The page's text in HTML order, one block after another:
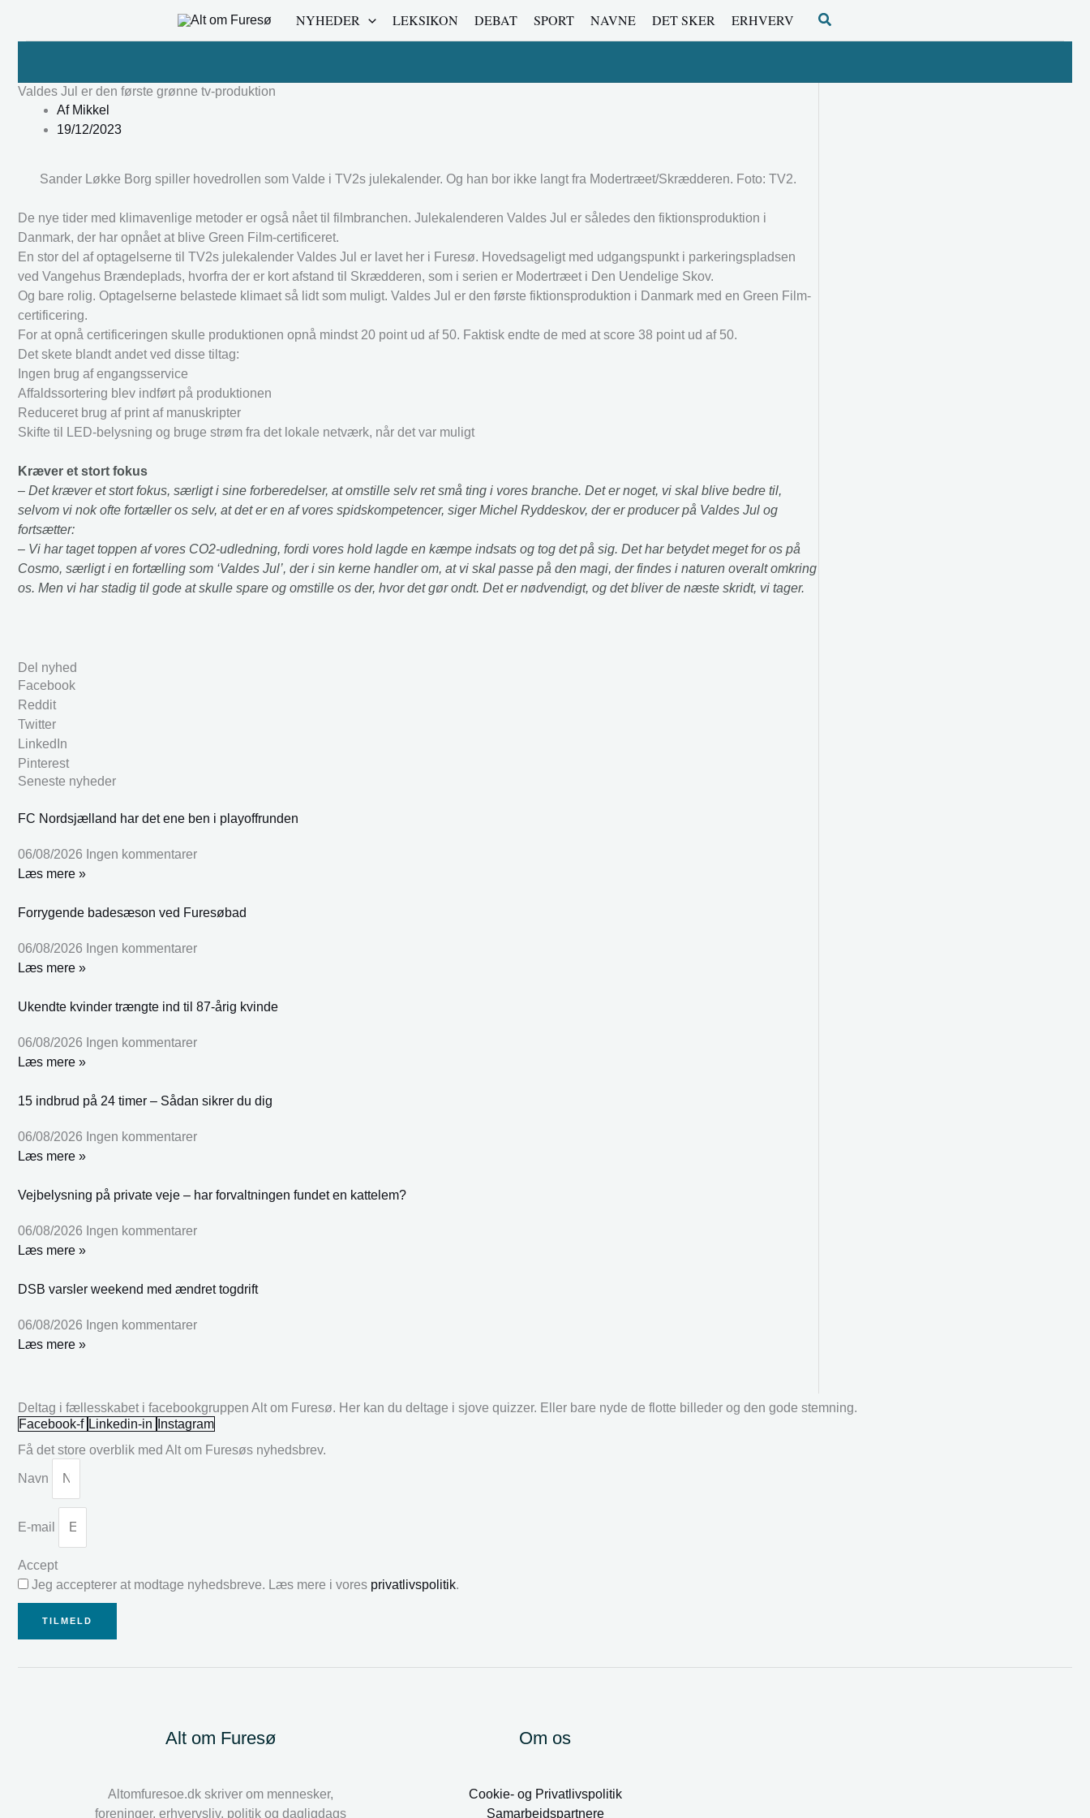
NYHEDER LEKSIKON DEBAT SPORT NAVNE DET SKER ERHVERV Søg
Valdes Jul er den første grønne tv-produktion
AfMikkel
19/12/2023
Sander Løkke Borg spiller hovedrollen som Valde i TV2s julekalender. Og han bor ikke langt fra Modertræet/Skrædderen. Foto: TV2.
De nye tider med klimavenlige metoder er også nået til filmbranchen. Julekalenderen Valdes Jul er således den fiktionsproduktion i
Danmark, der har opnået at blive Green Film-certificeret.
En stor del af optagelserne til TV2s julekalender Valdes Jul er lavet her i Furesø. Hovedsageligt med udgangspunkt i parkeringspladsen
ved Vangehus Brændeplads, hvorfra der er kort afstand til Skrædderen, som i serien er Modertræet i Den Uendelige Skov.
Og bare rolig. Optagelserne belastede klimaet så lidt som muligt. Valdes Jul er den første fiktionsproduktion i Danmark med en Green Film-
certificering.
For at opnå certificeringen skulle produktionen opnå mindst 20 point ud af 50. Faktisk endte de med at score 38 point ud af 50.
Det skete blandt andet ved disse tiltag:
Ingen brug af engangsservice
Affaldssortering blev indført på produktionen
Reduceret brug af print af manuskripter
Skifte til LED-belysning og bruge strøm fra det lokale netværk, når det var muligt
Kræver et stort fokus
– Det kræver et stort fokus, særligt i sine forberedelser, at omstille selv ret små ting i vores branche. Det er noget, vi skal blive bedre til,
selvom vi nok ofte fortæller os selv, at det er en af vores spidskompetencer, siger Michel Ryddeskov, der er producer på Valdes Jul og
fortsætter:
– Vi har taget toppen af vores CO2-udledning, fordi vores hold lagde en kæmpe indsats og tog det på sig. Det har betydet meget for os på
Cosmo, særligt i en fortælling som ‘Valdes Jul’, der i sin kerne handler om, at vi skal passe på den magi, der findes i naturen overalt omkring
os. Men vi har stadig til gode at skulle spare og omstille os der, hvor det gør ondt. Det er nødvendigt, og det bliver de næste skridt, vi tager.
Del nyhed
Facebook
Reddit
Twitter
LinkedIn
Pinterest
Seneste nyheder
FC Nordsjælland har det ene ben i playoffrunden
06/08/2026 Ingen kommentarer
Læs mere »
Forrygende badesæson ved Furesøbad
06/08/2026 Ingen kommentarer
Læs mere »
Ukendte kvinder trængte ind til 87-årig kvinde
06/08/2026 Ingen kommentarer
Læs mere »
15 indbrud på 24 timer – Sådan sikrer du dig
06/08/2026 Ingen kommentarer
Læs mere »
Vejbelysning på private veje – har forvaltningen fundet en kattelem?
06/08/2026 Ingen kommentarer
Læs mere »
DSB varsler weekend med ændret togdrift
06/08/2026 Ingen kommentarer
Læs mere »
Deltag i fællesskabet i facebookgruppen Alt om Furesø. Her kan du deltage i sjove quizzer. Eller bare nyde de flotte billeder og den gode stemning.
Facebook-f Linkedin-in
Instagram
Få det store overblik med Alt om Furesøs nyhedsbrev.
Navn
E-mail
Accept
Jeg accepterer at modtage nyhedsbreve. Læs mere i vores privatlivspolitik.
TILMELD
Alt om Furesø
Altomfuresoe.dk skriver om mennesker,
foreninger, erhvervsliv, politik og dagligdags
Om os
Cookie- og Privatlivspolitik
Samarbejdspartnere